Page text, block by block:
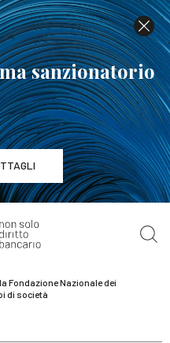
sanzionatorio
del TUF
Fondazione Nazionale dei
di società